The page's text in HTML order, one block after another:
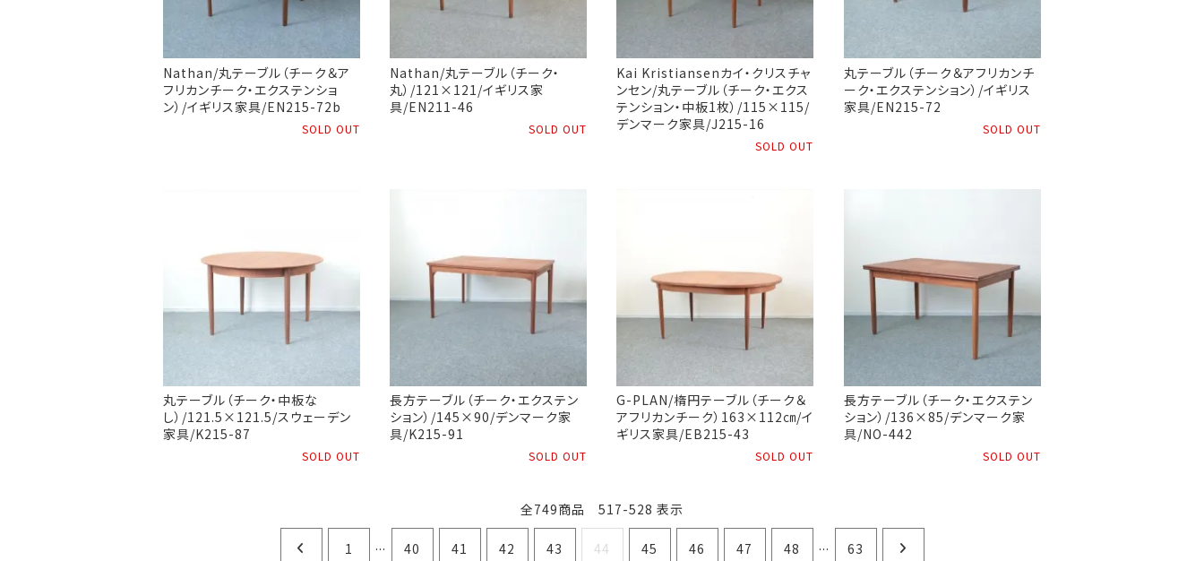
Nathan/丸テーブル（チーク＆ア
フリカンチーク・エクステンショ
ン）/イギリス家具/EN215-72b
SOLD OUT
Nathan/丸テーブル（チーク・
丸）/121×121/イギリス家
具/EN211-46
SOLD OUT
Kai Kristiansenカイ・クリスチャ
ンセン/丸テーブル（チーク・エクス
テンション・中板1枚）/115×115/
デンマーク家具/J215-16
SOLD OUT
丸テーブル（チーク＆アフリカンチ
ーク・エクステンション）/イギリス
家具/EN215-72
SOLD OUT
丸テーブル（チーク・中板な
し）/121.5×121.5/スウェーデン
家具/K215-87
SOLD OUT
長方テーブル（チーク・エクステン
ション）/145×90/デンマーク家
具/K215-91
SOLD OUT
G-PLAN/楕円テーブル（チーク＆
アフリカンチーク）163×112㎝/イ
ギリス家具/EB215-43
SOLD OUT
長方テーブル（チーク・エクステン
ション）/136×85/デンマーク家
具/NO-442
SOLD OUT
全749商品 517-528 表示
1 ... 40 41 42 43 44 45 46 47 48 ... 63